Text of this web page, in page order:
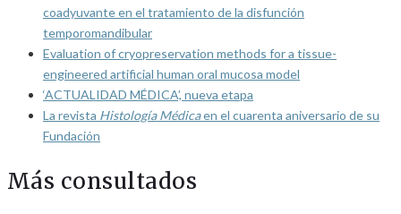
coadyuvante en el tratamiento de la disfunción
temporomandibular
Evaluation of cryopreservation methods for a tissue-
engineered artificial human oral mucosa model
‘ACTUALIDAD MÉDICA’, nueva etapa
La revista Histología Médicaen el cuarenta aniversario de su
Fundación
Más consultados